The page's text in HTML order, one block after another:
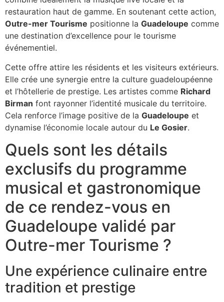
restauration haut de gamme. En soutenant cette action,
Outre-mer Tourisme positionne la Guadeloupe comme
une destination d’excellence pour le tourisme
événementiel.
Cette offre attire les résidents et les visiteurs extérieurs.
Elle crée une synergie entre la culture guadeloupéenne
et l’hôtellerie de prestige. Les artistes comme Richard
Birman font rayonner l’identité musicale du territoire.
Cela renforce l’image positive de la Guadeloupe et
dynamise l’économie locale autour du Le Gosier.
Quels sont les détails
exclusifs du programme
musical et gastronomique
de ce rendez-vous en
Guadeloupe validé par
Outre-mer Tourisme ?
Une expérience culinaire entre
tradition et prestige